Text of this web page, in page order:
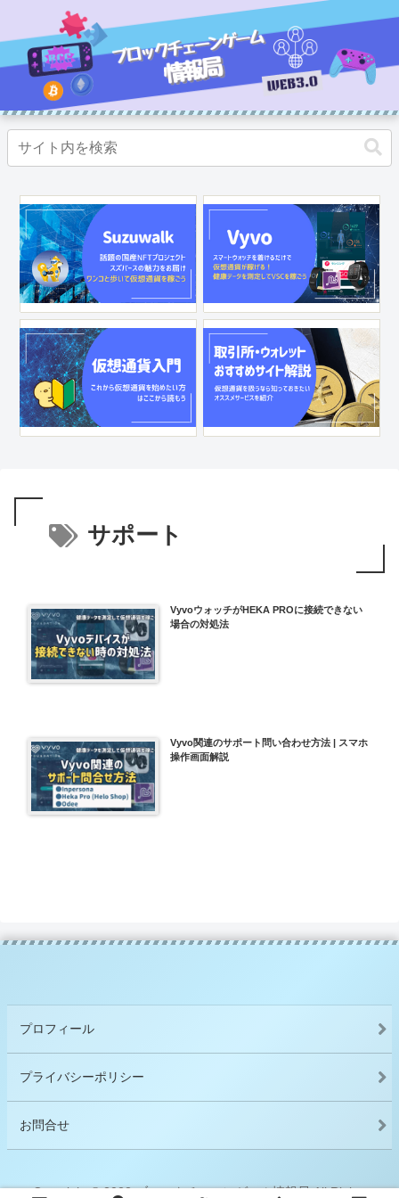
サポート
VyvoウォッチがHEKA PROに接続できない
場合の対処法
Vyvo関連のサポート問い合わせ方法 | スマホ
操作画面解説
プロフィール
プライバシーポリシー
お問合せ
Copyright © 2022 ブロックチェーンゲーム情報局 All Rights